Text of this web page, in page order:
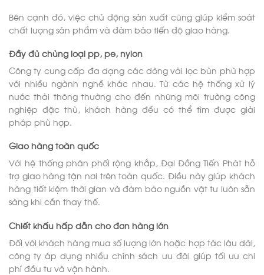
Bên cạnh đó, việc chủ động sản xuất cũng giúp kiểm soát
chất lượng sản phẩm và đảm bảo tiến độ giao hàng.
Đầy đủ chủng loại pp, pe, nylon
Công ty cung cấp đa dạng các dòng vải lọc bùn phù hợp
với nhiều ngành nghề khác nhau. Từ các hệ thống xử lý
nước thải thông thường cho đến những môi trường công
nghiệp đặc thù, khách hàng đều có thể tìm được giải
pháp phù hợp.
Giao hàng toàn quốc
Với hệ thống phân phối rộng khắp, Đại Đồng Tiến Phát hỗ
trợ giao hàng tận nơi trên toàn quốc. Điều này giúp khách
hàng tiết kiệm thời gian và đảm bảo nguồn vật tư luôn sẵn
sàng khi cần thay thế.
Chiết khấu hấp dẫn cho đơn hàng lớn
Đối với khách hàng mua số lượng lớn hoặc hợp tác lâu dài,
công ty áp dụng nhiều chính sách ưu đãi giúp tối ưu chi
phí đầu tư và vận hành.